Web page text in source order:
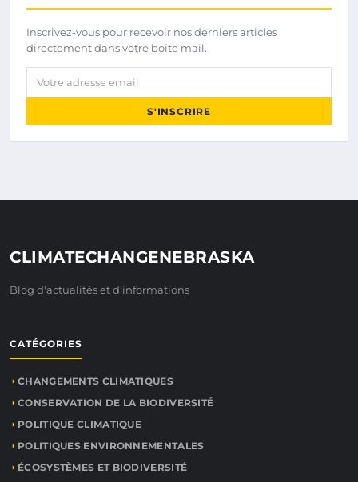
Inscrivez-vous pour recevoir nos derniers articles
directement dans votre boîte mail.
Votre adresse email
S'INSCRIRE
CLIMATECHANGENEBRASKA
Blog d'actualités et d'informations
CATÉGORIES
CHANGEMENTS CLIMATIQUES
CONSERVATION DE LA BIODIVERSITÉ
POLITIQUE CLIMATIQUE
POLITIQUES ENVIRONNEMENTALES
ÉCOSYSTÈMES ET BIODIVERSITÉ